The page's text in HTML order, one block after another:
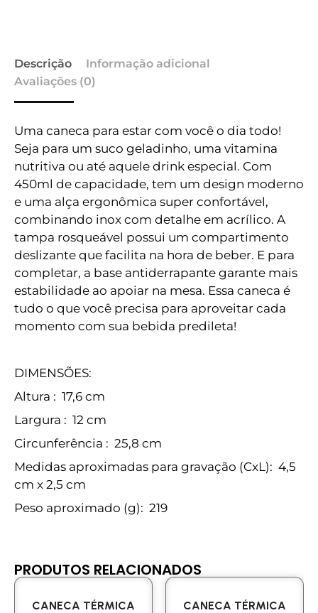
Descrição
Informação adicional
Avaliações (0)
Uma caneca para estar com você o dia todo!
Seja para um suco geladinho, uma vitamina
nutritiva ou até aquele drink especial. Com
450ml de capacidade, tem um design moderno
e uma alça ergonômica super confortável,
combinando inox com detalhe em acrílico. A
tampa rosqueável possui um compartimento
deslizante que facilita na hora de beber. E para
completar, a base antiderrapante garante mais
estabilidade ao apoiar na mesa. Essa caneca é
tudo o que você precisa para aproveitar cada
momento com sua bebida predileta!
DIMENSÕES:
Altura : 17,6 cm
Largura : 12 cm
Circunferência : 25,8 cm
Medidas aproximadas para gravação (CxL): 4,5
cm x 2,5 cm
Peso aproximado (g): 219
PRODUTOS RELACIONADOS
CANECA TÉRMICA
CANECA TÉRMICA